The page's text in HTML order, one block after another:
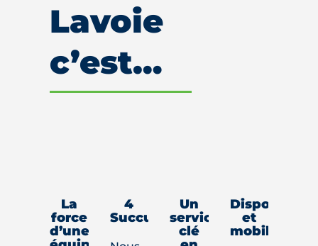
Lavoie
c’est…
La
force
d’une
4
Succursales
Un
service
clé
Disponibles
et
mobiles